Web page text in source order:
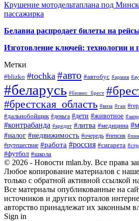
Крушение мотодельтаплана под
пассажирка
Белавиа распродает билеты на
Изготовление ключей: технологии и
Метки
#blizko #tochka #авто #автобус #армия
#беларусь #бизнес_брест
#брестская_область #виза #гаи
#дальнобойщик #деньга #дети #животное
#контрабанда #кредит #литва #медицина
#налог #недвижимость #очередь #пенсия
#путешествие #работа #россия #сигарета
#футбол #школа
© 2026 - Новости mlan.by. Все права
Любое копирование материалов с
только с обратной активной ссылкой
Все материалы опубликованные на
источников и других порталов
авторство принадлежат их законным
Sign in